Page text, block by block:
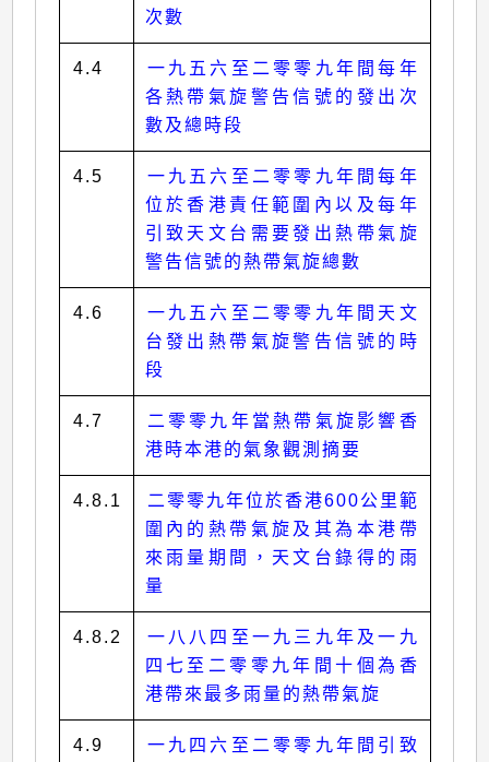
次數
4.4
一九五六至二零零九年間每年
各熱帶氣旋警告信號的發出次
數及總時段
4.5
一九五六至二零零九年間每年
位於香港責任範圍內以及每年
引致天文台需要發出熱帶氣旋
警告信號的熱帶氣旋總數
4.6
一九五六至二零零九年間天文
台發出熱帶氣旋警告信號的時
段
4.7
二零零九年當熱帶氣旋影響香
港時本港的氣象觀測摘要
4.8.1
二零零九年位於香港600公里範
圍內的熱帶氣旋及其為本港帶
來雨量期間，天文台錄得的雨
量
4.8.2
一八八四至一九三九年及一九
四七至二零零九年間十個為香
港帶來最多雨量的熱帶氣旋
4.9
一九四六至二零零九年間引致